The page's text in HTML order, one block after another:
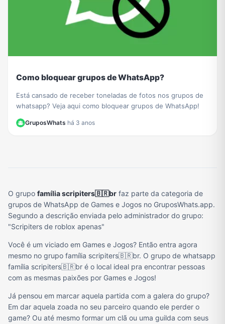
Como bloquear grupos de WhatsApp?
Está cansado de receber toneladas de fotos nos grupos de
whatsapp? Veja aqui como bloquear grupos de WhatsApp!
GruposWhats·há 3 anos
O grupo família scripiters🇧🇷br faz parte da categoria de
grupos de WhatsApp de Games e Jogos no GruposWhats.app.
Segundo a descrição enviada pelo administrador do grupo:
"Scripiters de roblox apenas"
Você é um viciado em Games e Jogos? Então entra agora
mesmo no grupo família scripiters🇧🇷br. O grupo de whatsapp
família scripiters🇧🇷br é o local ideal pra encontrar pessoas
com as mesmas paixões por Games e Jogos!
Já pensou em marcar aquela partida com a galera do grupo?
Em dar aquela zoada no seu parceiro quando ele perder o
game? Ou até mesmo formar um clã ou uma guilda com seus